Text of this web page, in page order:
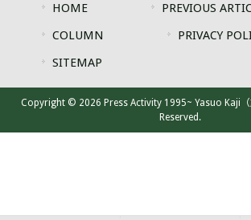
HOME
PREVIOUS
COLUMN
PRIVACY
SITEMAP
Copyright © 2026 Press Activity 1995~ Yasuo Kaji
Reserved.